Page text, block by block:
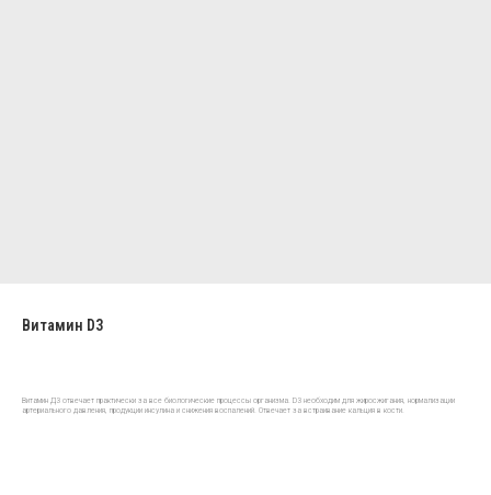
Витамин D3
Витамин Д3 отвечает практически за все биологические процессы организма. D3 необходим для жиросжигания, нормализации
артериального давления, продукции инсулина и снижения воспалений. Отвечает за встраивание кальция в кости.